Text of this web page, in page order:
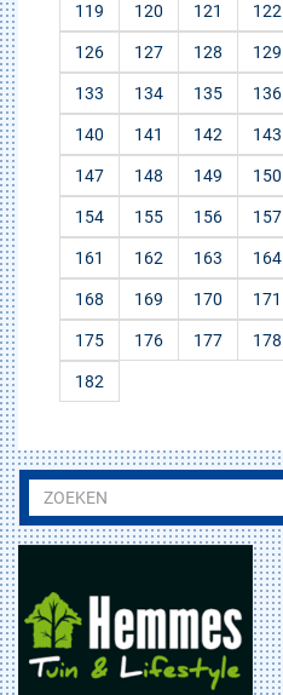
119 120 121 122
126 127 128 129
133 134 135 136
140 141 142 143
147 148 149 150
154 155 156 157
161 162 163 164
168 169 170 171
175 176 177 178
182